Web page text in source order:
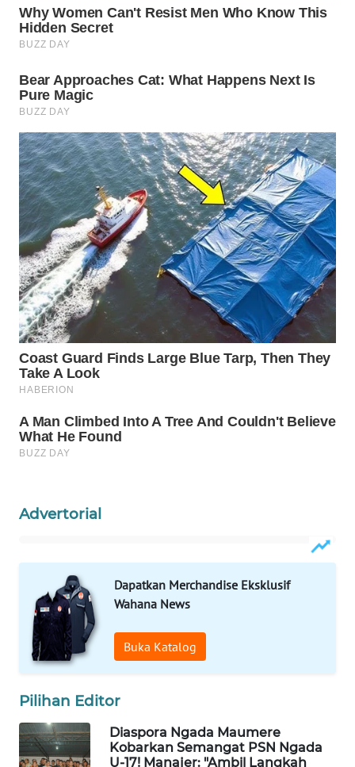
Advertorial
Dapatkan Merchandise Eksklusif
Wahana News
Buka Katalog
Pilihan Editor
Diaspora Ngada Maumere
Kobarkan Semangat PSN Ngada
U-17! Manajer: "Ambil Langkah
WAHANANEWS
WAHANANEWS
NET
WAHANA
SPORT
WAHANA
UMKM
WAHANA
SELEB
WAHANA
PERSONA
WAHANA
WAHANA
WAHANA
LAPAK
WAHANA
Wahana
Network
KONSUMEN
MASYARAKAT